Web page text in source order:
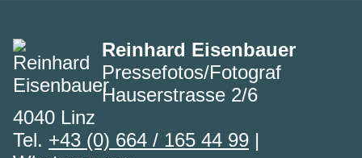
Reinhard Eisenbauer
Pressefotos/Fotograf
Hauserstrasse 2/6
4040 Linz
Tel. +43 (0) 664 / 165 44 99 |